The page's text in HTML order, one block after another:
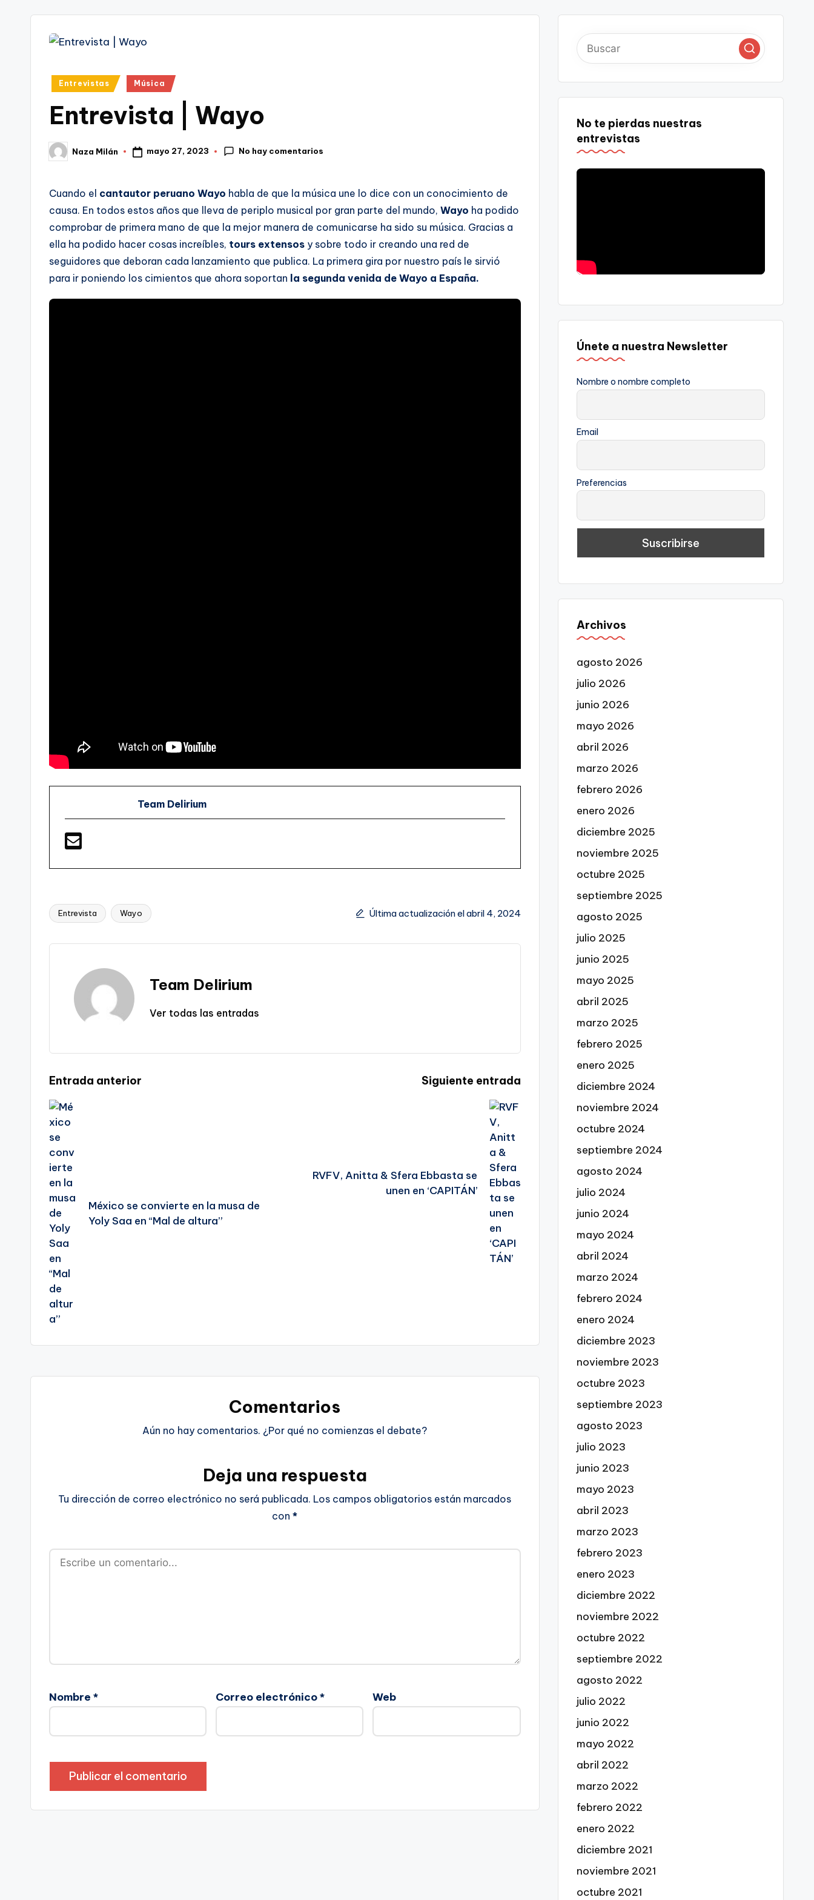
Publicado
Entrevistas Música
Entrevista | Wayo
Publicado
por
Naza Milán mayo 27, 2023 No hay comentarios
Cuando el cantautor peruano Wayo habla de que la música une lo dice con un conocimiento de
causa. En todos estos años que lleva de periplo musical por gran parte del mundo, Wayo ha podido
comprobar de primera mano de que la mejor manera de comunicarse ha sido su música. Gracias a
ella ha podido hacer cosas increíbles, tours extensos y sobre todo ir creando una red de
seguidores que deboran cada lanzamiento que publica. La primera gira por nuestro país le sirvió
para ir poniendo los cimientos que ahora soportan la segunda venida de Wayo a España.
Team Delirium
Etiquetas:
Entrevista Wayo Última actualización el abril 4, 2024
Team Delirium
Ver todas las entradas
Navegación
de
entradas
Entrada anterior
México se convierte en la musa de
Yoly Saa en “Mal de altura”
Siguiente entrada
RVFV, Anitta & Sfera Ebbasta se
unen en ‘CAPITÁN’
Comentarios
Aún no hay comentarios. ¿Por qué no comienzas el debate?
Deja una respuesta
Tu dirección de correo electrónico no será publicada. Los campos obligatorios están marcados
con*
Nombre * Correo electrónico* Web
No te pierdas nuestras
entrevistas
Únete a nuestra Newsletter
Nombre o nombre completo
Email
Preferencias
Archivos
agosto 2026
julio 2026
junio 2026
mayo 2026
abril 2026
marzo 2026
febrero 2026
enero 2026
diciembre 2025
noviembre 2025
octubre 2025
septiembre 2025
agosto 2025
julio 2025
junio 2025
mayo 2025
abril 2025
marzo 2025
febrero 2025
enero 2025
diciembre 2024
noviembre 2024
octubre 2024
septiembre 2024
agosto 2024
julio 2024
junio 2024
mayo 2024
abril 2024
marzo 2024
febrero 2024
enero 2024
diciembre 2023
noviembre 2023
octubre 2023
septiembre 2023
agosto 2023
julio 2023
junio 2023
mayo 2023
abril 2023
marzo 2023
febrero 2023
enero 2023
diciembre 2022
noviembre 2022
octubre 2022
septiembre 2022
agosto 2022
julio 2022
junio 2022
mayo 2022
abril 2022
marzo 2022
febrero 2022
enero 2022
diciembre 2021
noviembre 2021
octubre 2021